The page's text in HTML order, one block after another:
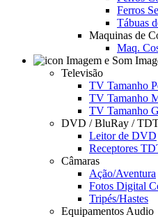
Ferros
Tábuas
Maquinas de
Maq.
Televisão
TV Tamanho
TV Tamanho
TV Tamanho
DVD / BluRay /
Leitor de DVD
Receptores
Câmaras
Ação/Aventura
Fotos Digital
Tripés/Hastes
Equipamentos Audio